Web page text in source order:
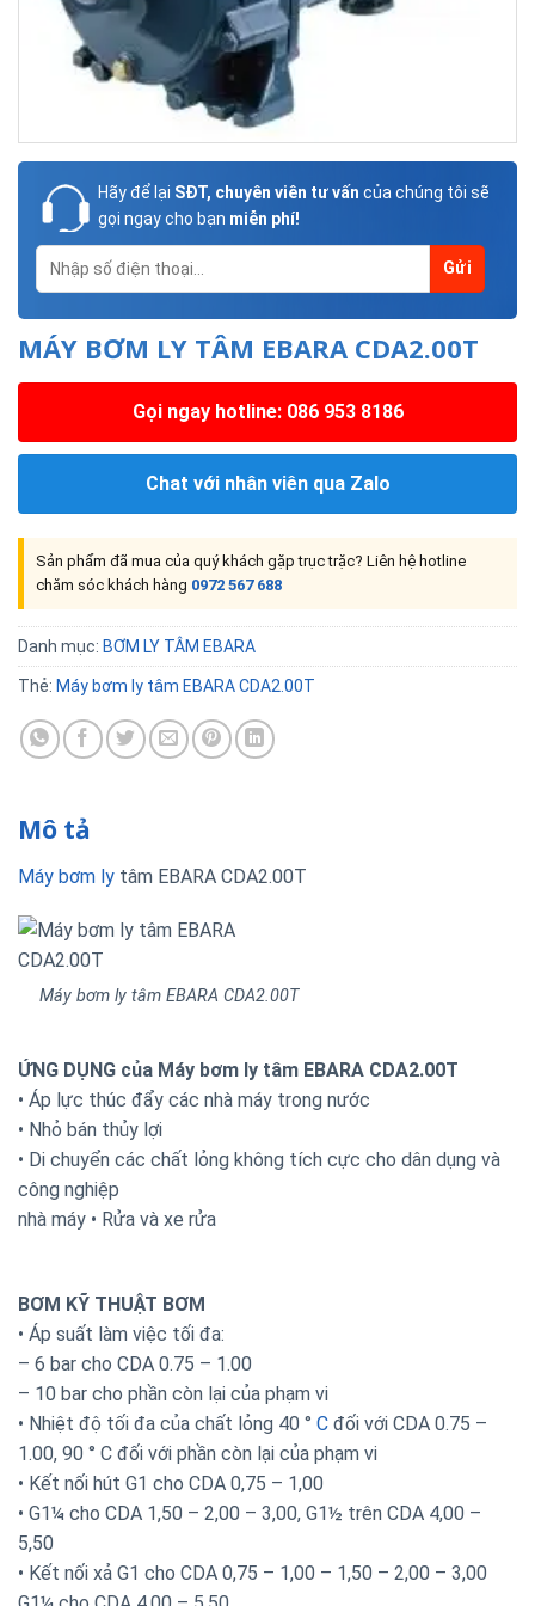
Hãy để lại SĐT, chuyên viên tư vấn của chúng tôi sẽ
gọi ngay cho bạn miễn phí!
MÁY BƠM LY TÂM EBARA CDA2.00T
Gọi ngay hotline: 086 953 8186
Chat với nhân viên qua Zalo
Sản phẩm đã mua của quý khách gặp trục trặc? Liên hệ hotline
chăm sóc khách hàng 0972 567 688
Danh mục: BƠM LY TÂM EBARA
Thẻ: Máy bơm ly tâm EBARA CDA2.00T
Mô tả
Máy bơm ly tâm EBARA CDA2.00T
Máy bơm ly tâm EBARA CDA2.00T
ỨNG DỤNG của Máy bơm ly tâm EBARA CDA2.00T
• Áp lực thúc đẩy các nhà máy trong nước
• Nhỏ bán thủy lợi
• Di chuyển các chất lỏng không tích cực cho dân dụng và
công nghiệp
nhà máy • Rửa và xe rửa
BƠM KỸ THUẬT BƠM
• Áp suất làm việc tối đa:
– 6 bar cho CDA 0.75 – 1.00
– 10 bar cho phần còn lại của phạm vi
• Nhiệt độ tối đa của chất lỏng 40 ° C đối với CDA 0.75 –
1.00, 90 ° C đối với phần còn lại của phạm vi
• Kết nối hút G1 cho CDA 0,75 – 1,00
• G1¼ cho CDA 1,50 – 2,00 – 3,00, G1½ trên CDA 4,00 –
5,50
• Kết nối xả G1 cho CDA 0,75 – 1,00 – 1,50 – 2,00 – 3,00